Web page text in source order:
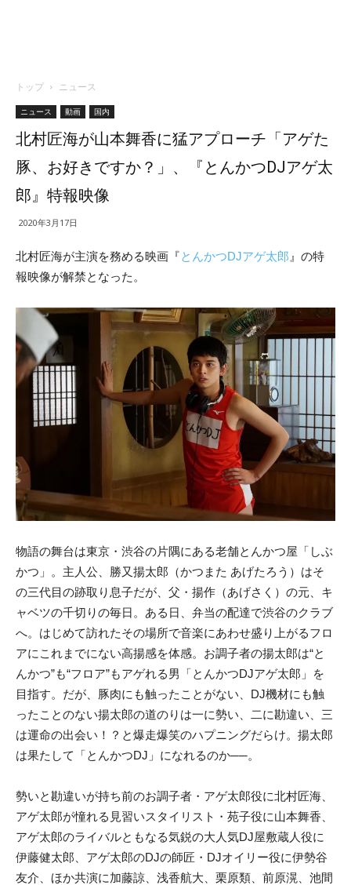
トップ ニュース
ニュース 動画 国内
北村匠海が山本舞香に猛アプローチ「アゲた
豚、お好きですか？」、『とんかつDJアゲ太
郎』特報映像
2020年3月17日
北村匠海が主演を務める映画『とんかつDJアゲ太郎 』の特
報映像が解禁となった。
物語の舞台は東京・渋谷の片隅にある老舗とんかつ屋「しぶ
かつ」。主人公、勝又揚太郎（かつまた あげたろう）はそ
の三代目の跡取り息子だが、父・揚作（あげさく）の元、キ
ャベツの千切りの毎日。ある日、弁当の配達で渋谷のクラブ
へ。はじめて訪れたその場所で音楽にあわせ盛り上がるフロ
アにこれまでにない高揚感を体感。お調子者の揚太郎は“と
んかつ”も“フロア”もアゲれる男「とんかつDJアゲ太郎」を
目指す。だが、豚肉にも触ったことがない、DJ機材にも触
ったことのない揚太郎の道のりは一に勢い、二に勘違い、三
は運命の出会い！？と爆走爆笑のハプニングだらけ。揚太郎
は果たして「とんかつDJ」になれるのか──。
勢いと勘違いが持ち前のお調子者・アゲ太郎役に北村匠海、
アゲ太郎が憧れる見習いスタイリスト・苑子役に山本舞香、
アゲ太郎のライバルともなる気鋭の大人気DJ屋敷蔵人役に
伊藤健太郎、アゲ太郎のDJの師匠・DJオイリー役に伊勢谷
友介、ほか共演に加藤諒、浅香航大、栗原類、前原滉、池間